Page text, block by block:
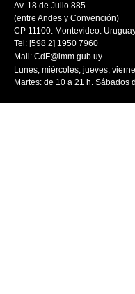
Av. 18 de Julio 885
(entre Andes y Convención)
CP 11100. Montevideo.
Tel: [598 2] 1950 7960
Mail: CdF@imm.gub.uy
Lunes, miércoles, jueves,
Martes: de 10 a 21 h. Sábados